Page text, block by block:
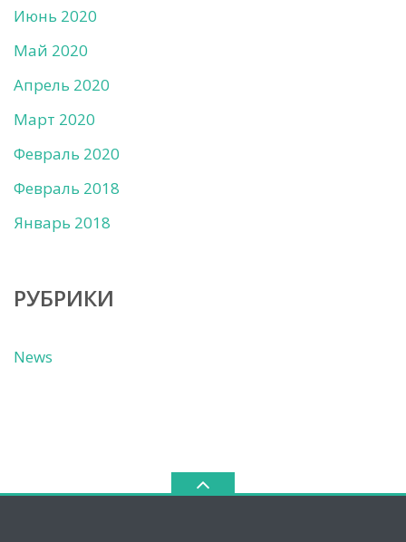
Июнь 2020
Май 2020
Апрель 2020
Март 2020
Февраль 2020
Февраль 2018
Январь 2018
РУБРИКИ
News